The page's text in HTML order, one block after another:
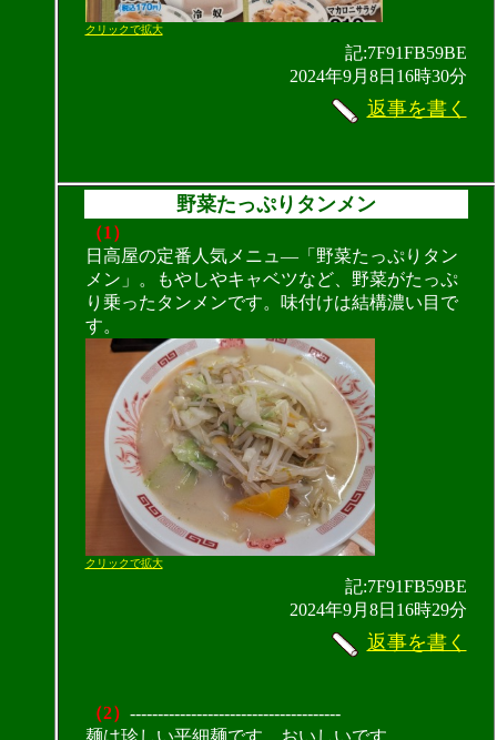
クリックで拡大
記:7F91FB59BE
2024年9月8日16時30分
返事を書く
野菜たっぷりタンメン
（1）
日高屋の定番人気メニュ―「野菜たっぷりタン
メン」。もやしやキャベツなど、野菜がたっぷ
り乗ったタンメンです。味付けは結構濃い目で
す。
クリックで拡大
記:7F91FB59BE
2024年9月8日16時29分
返事を書く
（2） --------------------------------------